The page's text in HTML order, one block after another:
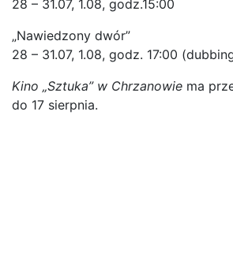
28 – 31.07, 1.08, godz.15:00
„Nawiedzony dwór”
28 – 31.07, 1.08, godz. 17:00
Kino „Sztuka” w Chrzanowie ma
do 17 sierpnia.